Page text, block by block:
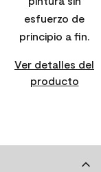
esfuerzo de
principio a fin.
Ver detalles del
producto